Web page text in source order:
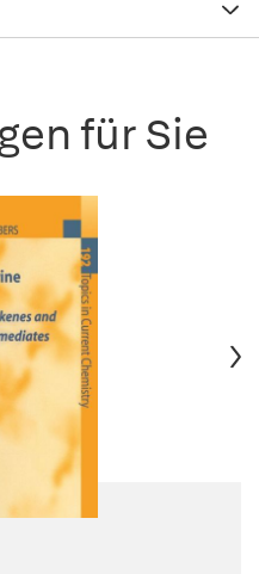
für Sie